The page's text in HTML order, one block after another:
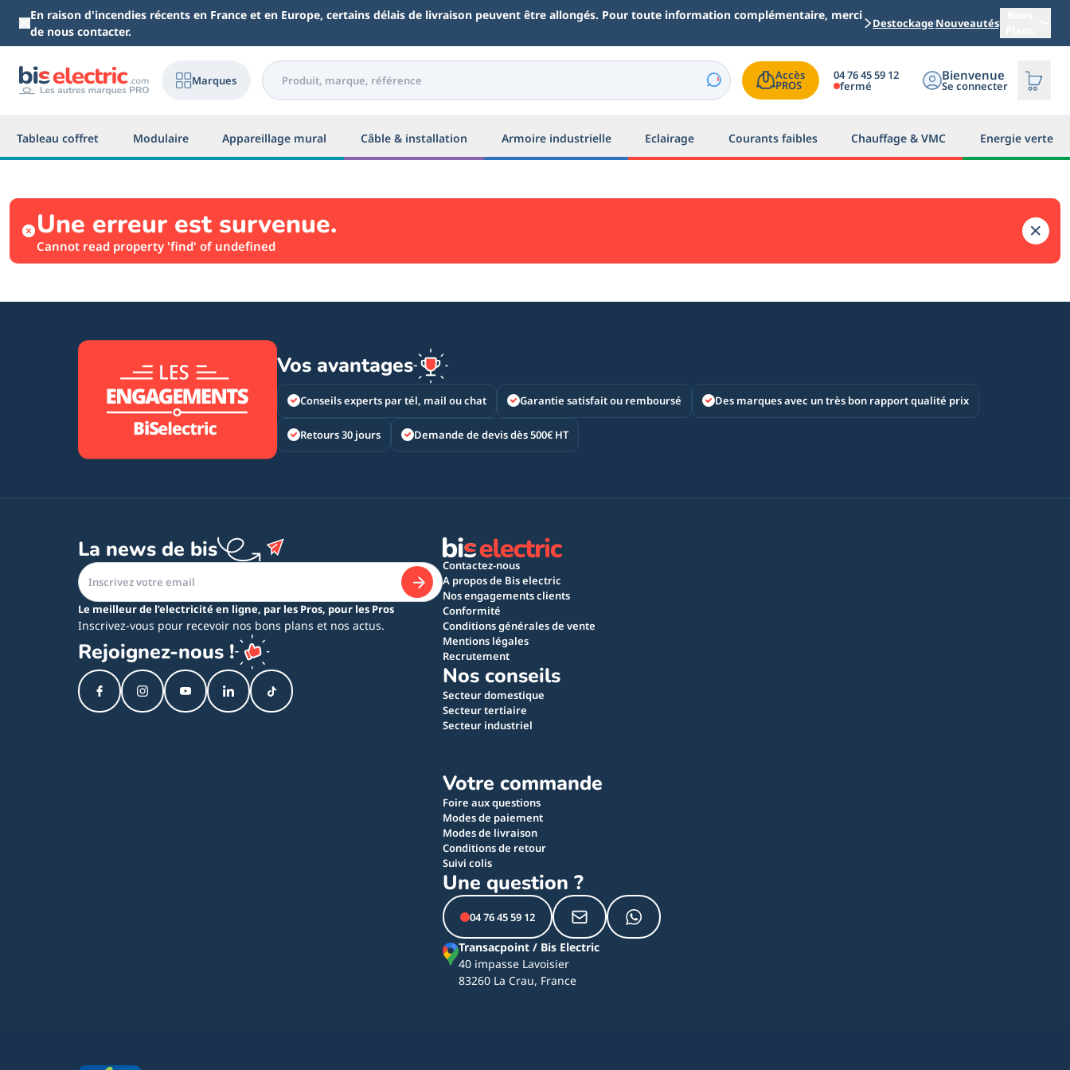
Aller au contenu principal
En raison d'incendies récents en France et en Europe, certains délais de livraison peuvent être allongés. Pour toute information complémentaire, merci
de nous contacter.
DestockageNouveautés
Marques Accès
PROS
04 76 45 59 12
fermé
Bienvenue
Se connecter
Tableau coffret Modulaire Appareillage mural Câble & installation Armoire industrielle Eclairage Courants faibles Chauffage & VMC Energie verte
Une erreur est survenue.
Cannot read property 'find' of undefined
Vos avantages
Conseils experts par tél, mail ou chat Garantie satisfait ou remboursé Des marques avec un très bon rapport qualité prix
Retours 30 jours Demande de devis dès 500€ HT
La news de bis
Le meilleur de l’electricité en ligne, par les Pros, pour les Pros
Inscrivez-vous pour recevoir nos bons plans et nos actus.
Rejoignez-nous !
Contactez-nous
A propos de Bis electric
Nos engagements clients
Conformité
Conditions générales de vente
Mentions légales
Recrutement
Nos conseils
Secteur domestique
Secteur tertiaire
Secteur industriel
Votre commande
Foire aux questions
Modes de paiement
Modes de livraison
Conditions de retour
Suivi colis
Une question ?
04 76 45 59 12
Transacpoint / Bis Electric
40 impasse Lavoisier
83260 La Crau, France